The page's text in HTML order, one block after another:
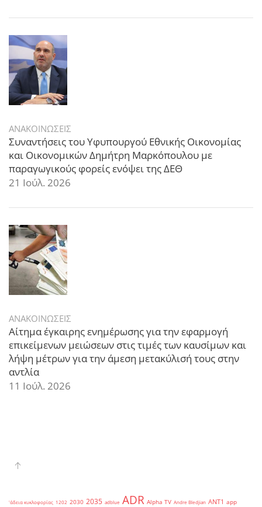
ΑΝΑΚΟΙΝΩΣΕΙΣ
Συναντήσεις του Υφυπουργού Εθνικής Οικονομίας
και Οικονομικών Δημήτρη Μαρκόπουλου με
παραγωγικούς φορείς ενόψει της ΔΕΘ
21 Ιούλ. 2026
ΑΝΑΚΟΙΝΩΣΕΙΣ
Αίτημα έγκαιρης ενημέρωσης για την εφαρμογή
επικείμενων μειώσεων στις τιμές των καυσίμων και
λήψη μέτρων για την άμεση μετακύλισή τους στην
αντλία
11 Ιούλ. 2026
'άδεια κυκλοφορίας 1202 2030 2035 adblue ADR Alpha TV Andre Bledjian ANT1 app